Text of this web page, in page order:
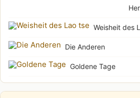
Weisheit des
Die Anderen
Goldene Tage